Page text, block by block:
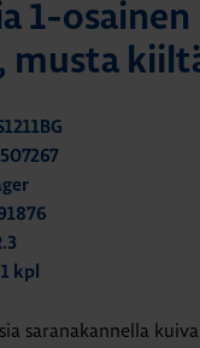
1-
musta
kpl
saranakannella